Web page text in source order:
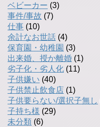
ベビーカー (3)
事件/事故 (7)
仕事 (10)
余計なお世話 (4)
保育園・幼稚園 (3)
出来婚、授か離婚 (1)
劣子化・劣人化 (11)
子供嫌い (40)
子供禁止飲食店 (1)
子供要らない/選択子無し
子持ち様 (29)
未分類 (6)